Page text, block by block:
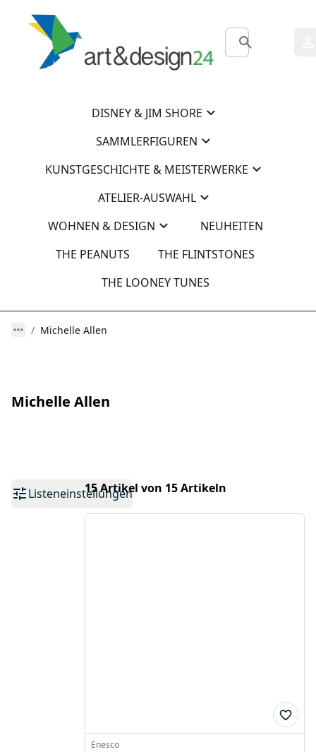
DISNEY & JIM SHORE
SAMMLERFIGUREN
KUNSTGESCHICHTE & MEISTERWERKE
ATELIER-AUSWAHL
WOHNEN & DESIGN
NEUHEITEN
THE PEANUTS
THE FLINTSTONES
THE LOONEY TUNES
Michelle Allen
Michelle Allen
Listeneinstellungen15 Artikel von 15 Artikeln
Enesco